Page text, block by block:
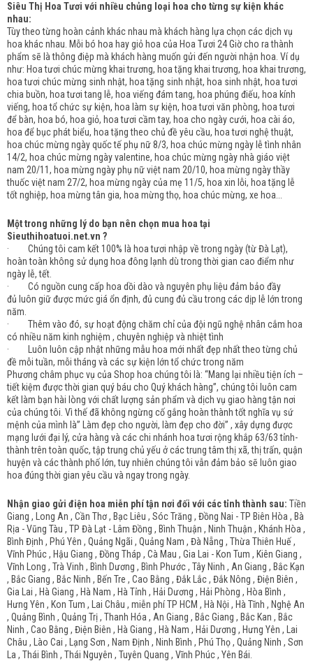
Siêu Thị Hoa Tươi với nhiều chủng loại hoa cho từng sự kiện khác
nhau:
Tùy theo từng hoàn cảnh khác nhau mà khách hàng lựa chọn các dịch vụ
hoa khác nhau. Mỗi bó hoa hay giỏ hoa của Hoa Tươi 24 Giờ cho ra thành
phẩm sẽ là thông điệp mà khách hàng muốn gửi đến người nhận hoa. Ví dụ
như: Hoa tươi chúc mừng khai trương, hoa tặng khai trương, hoa khai trương,
hoa tươi chúc mừng sinh nhật, hoa tặng sinh nhật, hoa sinh nhật, hoa tươi
chia buồn, hoa tươi tang lễ, hoa viếng đám tang, hoa phúng điếu, hoa kính
viếng, hoa tổ chức sự kiện, hoa làm sự kiện, hoa tươi văn phòng, hoa tươi
để bàn, hoa bó, hoa giỏ, hoa tươi cầm tay, hoa cho ngày cưới, hoa cài áo,
hoa để bục phát biểu, hoa tặng theo chủ đề yêu cầu, hoa tươi nghệ thuật,
hoa chúc mừng ngày quốc tế phụ nữ 8/3, hoa chúc mừng ngày lễ tình nhân
14/2, hoa chúc mừng ngày valentine, hoa chúc mừng ngày nhà giáo việt
nam 20/11, hoa mừng ngày phụ nữ việt nam 20/10, hoa mừng ngày thầy
thuốc việt nam 27/2, hoa mừng ngày của mẹ 11/5, hoa xin lỗi, hoa tặng lễ
tốt nghiệp, hoa mừng tân gia, hoa mừng thọ, hoa chúc mừng, xe hoa...
Một trong những lý do bạn nên chọn mua hoa tại
Sieuthihoatuoi.net.vn ?
· Chúng tôi cam kết 100% là hoa tươi nhập về trong ngày (từ Đà Lạt),
hoàn toàn không sử dụng hoa đông lạnh dù trong thời gian cao điểm như
ngày lễ, tết.
· Có nguồn cung cấp hoa dồi dào và nguyên phụ liệu đảm bảo đầy
đủ luôn giữ được mức giá ổn định, đủ cung đủ cầu trong các dịp lễ lớn trong
năm.
· Thêm vào đó, sự hoạt động chăm chỉ của đội ngũ nghệ nhân cắm hoa
có nhiều năm kinh nghiệm , chuyên nghiệp và nhiệt tình
· Luôn luôn cập nhật những mẫu hoa mới nhất đẹp nhất theo từng chủ
đề mỗi tuần, mỗi tháng và các sự kiện lớn tổ chức trong năm
Phương châm phục vụ của Shop hoa chúng tôi là: “Mang lại nhiều tiện ích –
tiết kiệm được thời gian quý báu cho Quý khách hàng”, chúng tôi luôn cam
kết làm bạn hài lòng với chất lượng sản phẩm và dịch vụ giao hàng tận nơi
của chúng tôi. Vì thế đã không ngừng cố gắng hoàn thành tốt nghĩa vụ sứ
mệnh của mình là” Làm đẹp cho người, làm đẹp cho đời” , xây dựng được
mạng lưới đại lý, cửa hàng và các chi nhánh hoa tươi rộng khắp 63/63 tỉnh-
thành trên toàn quốc, tập trung chủ yếu ở các trung tâm thị xã, thị trấn, quận
huyện và các thành phố lớn, tuy nhiên chúng tôi vẫn đảm bảo sẽ luôn giao
hoa đúng thời gian yêu cầu và ngay trong ngày.
Nhận giao gửi điện hoa miễn phí tận nơi đối với các tỉnh thành sau: Tiền
Giang , Long An , Cần Thơ , Bạc Liêu , Sóc Trăng , Đồng Nai - TP Biên Hòa , Bà
Rịa - Vũng Tàu , TP Đà Lạt - Lâm Đồng , Bình Thuận , Ninh Thuận , Khánh Hòa ,
Bình Định , Phú Yên , Quảng Ngãi , Quảng Nam , Đà Nẵng , Thừa Thiên Huế ,
Vĩnh Phúc , Hậu Giang , Đồng Tháp , Cà Mau , Gia Lai - Kon Tum , Kiên Giang ,
Vĩnh Long , Trà Vinh , Bình Dương , Bình Phước , Tây Ninh , An Giang , Bắc Kạn
, Bắc Giang , Bắc Ninh , Bến Tre , Cao Bằng , Đắk Lắc , Đắk Nông , Điện Biên ,
Gia Lai , Hà Giang , Hà Nam , Hà Tỉnh , Hải Dương , Hải Phòng , Hòa Bình ,
Hưng Yên , Kon Tum , Lai Châu , miễn phí TP HCM , Hà Nội , Hà Tĩnh , Nghệ An
, Quảng Bình , Quảng Trị , Thanh Hóa , An Giang , Bắc Giang , Bắc Kan , Bắc
Ninh , Cao Bằng , Điện Biên , Hà Giang , Hà Nam , Hải Dương , Hưng Yên , Lai
Châu , Lào Cai , Lạng Sơn , Nam Định , Ninh Bình , Phú Thọ , Quảng Ninh , Sơn
La , Thái Bình , Thái Nguyên , Tuyên Quang , Vĩnh Phúc , Yên Bái.